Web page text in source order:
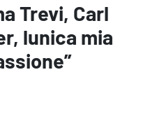
Trevi, Carl
lunica mia